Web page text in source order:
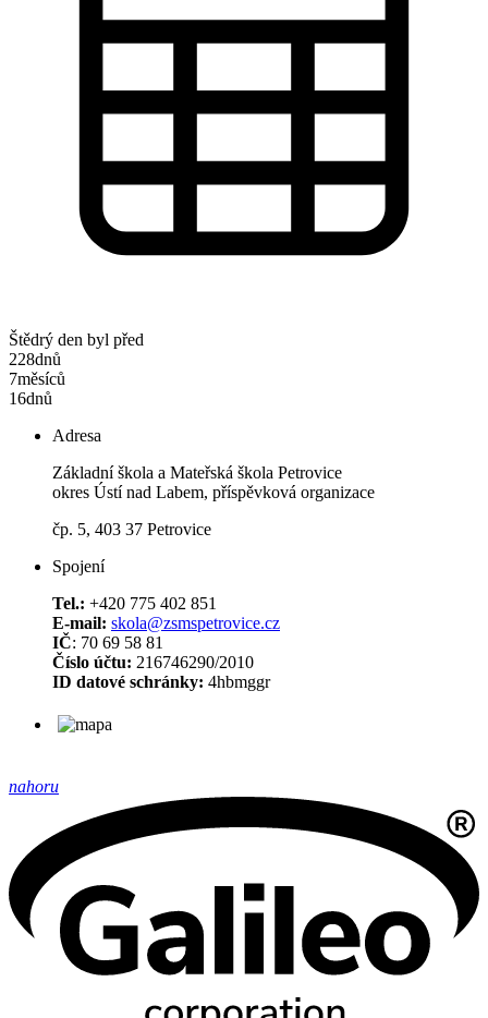
Štědrý den byl před
228dnů
7měsíců
16dnů
Adresa
Základní škola a Mateřská škola Petrovice
okres Ústí nad Labem, příspěvková organizace
čp. 5, 403 37 Petrovice
Spojení
Tel.: +420 775 402 851
E-mail: skola@zsmspetrovice.cz
IČ: 70 69 58 81
Číslo účtu: 216746290/2010
ID datové schránky: 4hbmggr
nahoru